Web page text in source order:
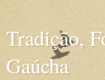
Tradição,
Gaúcha